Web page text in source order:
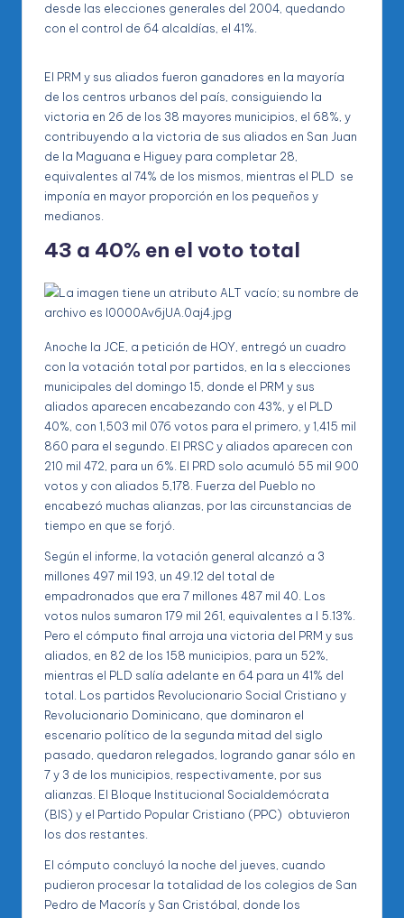
desde las elecciones generales del 2004, quedando
con el control de 64 alcaldías, el 41%.
El PRM y sus aliados fueron ganadores en la mayoría
de los centros urbanos del país, consiguiendo la
victoria en 26 de los 38 mayores municipios, el 68%, y
contribuyendo a la victoria de sus aliados en San Juan
de la Maguana e Higuey para completar 28,
equivalentes al 74% de los mismos, mientras el PLD se
imponía en mayor proporción en los pequeños y
medianos.
43 a 40% en el voto total
Anoche la JCE, a petición de HOY, entregó un cuadro
con la votación total por partidos, en la s elecciones
municipales del domingo 15, donde el PRM y sus
aliados aparecen encabezando con 43%, y el PLD
40%, con 1,503 mil 076 votos para el primero, y 1,415 mil
860 para el segundo. El PRSC y aliados aparecen con
210 mil 472, para un 6%. El PRD solo acumuló 55 mil 900
votos y con aliados 5,178. Fuerza del Pueblo no
encabezó muchas alianzas, por las circunstancias de
tiempo en que se forjó.
Según el informe, la votación general alcanzó a 3
millones 497 mil 193, un 49.12 del total de
empadronados que era 7 millones 487 mil 40. Los
votos nulos sumaron 179 mil 261, equivalentes a l 5.13%.
Pero el cómputo final arroja una victoria del PRM y sus
aliados, en 82 de los 158 municipios, para un 52%,
mientras el PLD salía adelante en 64 para un 41% del
total. Los partidos Revolucionario Social Cristiano y
Revolucionario Dominicano, que dominaron el
escenario político de la segunda mitad del siglo
pasado, quedaron relegados, logrando ganar sólo en
7 y 3 de los municipios, respectivamente, por sus
alianzas. El Bloque Institucional Socialdemócrata
(BIS) y el Partido Popular Cristiano (PPC) obtuvieron
los dos restantes.
El cómputo concluyó la noche del jueves, cuando
pudieron procesar la totalidad de los colegios de San
Pedro de Macorís y San Cristóbal, donde los